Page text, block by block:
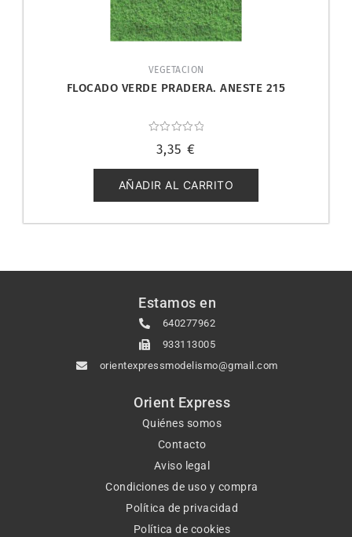
VEGETACION
FLOCADO VERDE PRADERA. ANESTE 215
con
de
5
3,35 €
AÑADIR AL CARRITO
Estamos en
640277962
933113005
orientexpressmodelismo@gmail.com
Orient Express
Quiénes somos
Contacto
Aviso legal
Condiciones de uso y compra
Política de privacidad
Política de cookies